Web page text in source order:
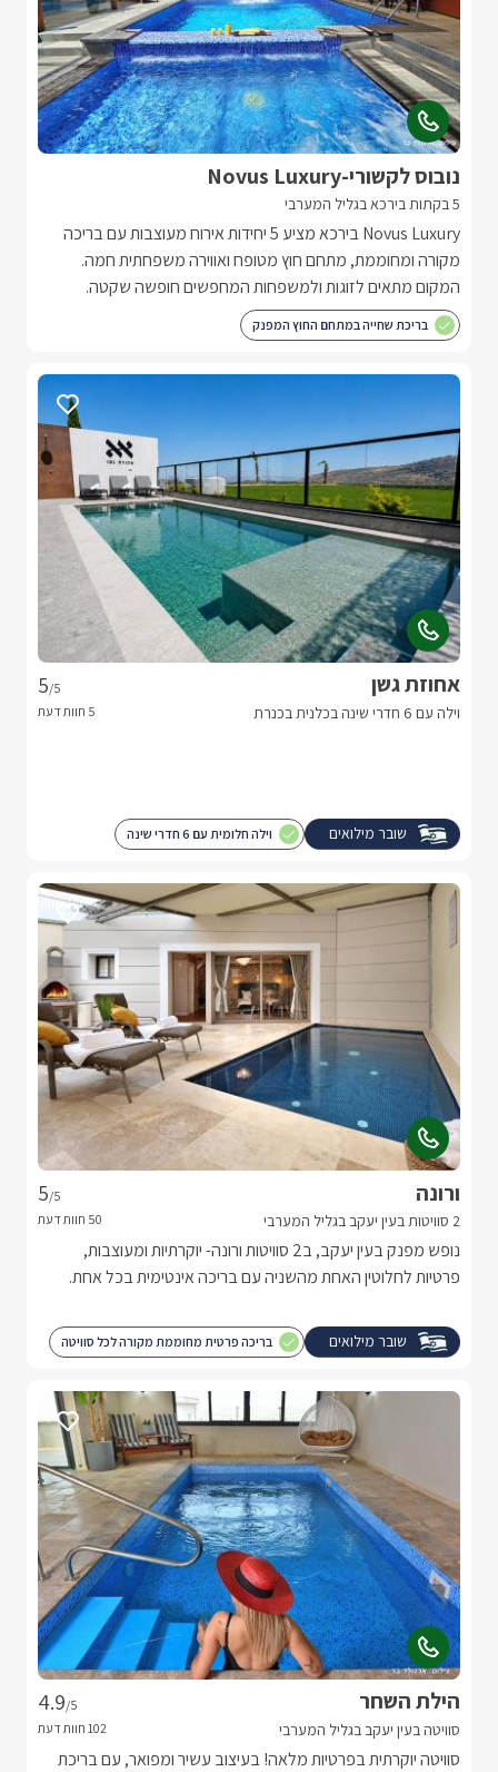
נובוס לקשורי-Novus Luxury
5 בקתות בירכא בגליל המערבי
Novus Luxury בירכא מציע 5 יחידות אירוח מעוצבות עם בריכה
מקורה ומחוממת, מתחם חוץ מטופח ואווירה משפחתית חמה.
המקום מתאים לזוגות ולמשפחות המחפשים חופשה שקטה.
בריכת שחייה במתחם החוץ המפנק
אחוזת גשן
וילה עם 6 חדרי שינה בכלנית בכנרת
5/5
שובר מילואים וילה חלומית עם 6 חדרי שינה
ורונה
2 סוויטות בעין יעקב בגליל המערבי
5/5
נופש מפנק בעין יעקב, ב2 סוויטות ורונה- יוקרתיות ומעוצבות,
פרטיות לחלוטין האחת מהשניה עם בריכה אינטימית בכל אחת.
שובר מילואים בריכה פרטית מחוממת מקורה לכל סוויטה
הילת השחר
סוויטה בעין יעקב בגליל המערבי
4.9/5
סוויטה יוקרתית בפרטיות מלאה! בעיצוב עשיר ומפואר, עם בריכת